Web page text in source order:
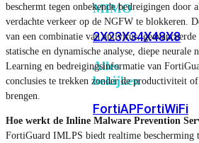
MIMO
2X23X34X48X8
Alles
bekijken
FortiAPFortiWiFi
beschermt tegen onbekende bedreigingen door
verdachte verkeer op de NGFW te blokkeren.
van een combinatie van antivirus,
statische en dynamische analyse, diepe neurale
Learning en bedreigingsinformatie van
conclusies te trekken zonder de productiviteit
brengen.
Hoe werkt de Inline Malware Prevention
FortiGuard IMLPS biedt realtime bescherming